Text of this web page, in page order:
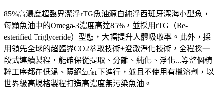
85%高濃度超臨界潔淨rTG魚油源自純淨西班牙深海小型魚，
每顆魚油中的Omega-3濃度高達85%，並採用rTG（Re-
esterified Triglyceride）型態，大幅提升人體吸收率。此外，採
用領先全球的超臨界CO2萃取技術+澄澈淨化技術，全程採一
段式連續製程，能確保從提取、分離、純化、淨化...等整個精
粹工序都在低溫、隔絕氧氣下進行，並且不使用有機溶劑，以
世界級高規格製程打造高濃度無污染魚油。